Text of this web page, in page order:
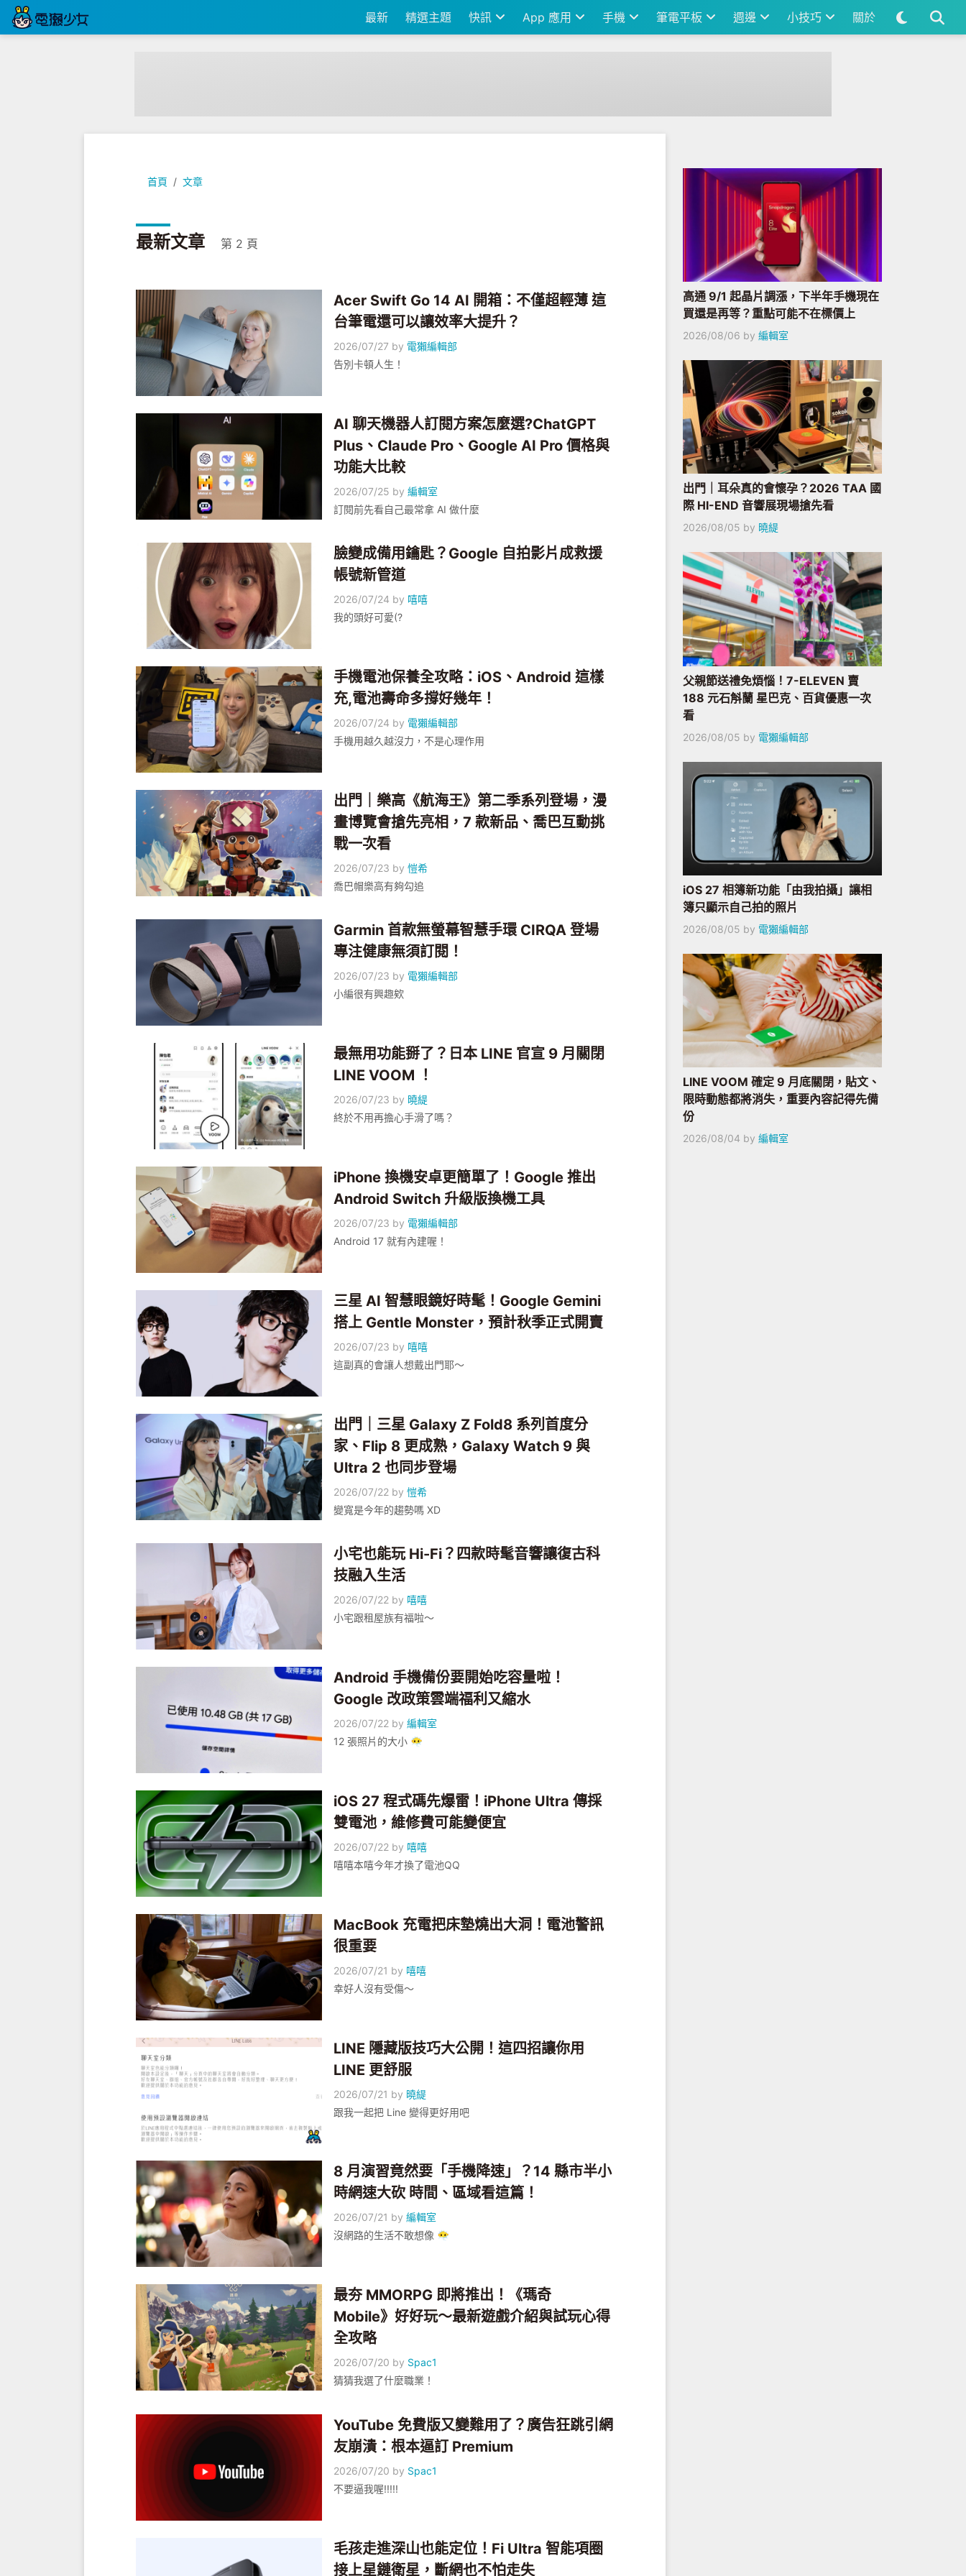
最新 精選主題 快訊 App 應用 手機 筆電平板 週邊 小技巧 關於
首頁 文章
最新文章 第 2 頁
Acer Swift Go 14 AI 開箱：不僅超輕薄 這
台筆電還可以讓效率大提升？
2026/07/27 by 電獺編輯部
告別卡頓人生！
AI 聊天機器人訂閱方案怎麼選?ChatGPT
Plus、Claude Pro、Google AI Pro 價格與
功能大比較
2026/07/25 by編輯室
訂閱前先看自己最常拿 AI 做什麼
臉變成備用鑰匙？Google 自拍影片成救援
帳號新管道
2026/07/24 by 嘻嘻
我的頭好可愛(?
手機電池保養全攻略：iOS、Android 這樣
充,電池壽命多撐好幾年！
2026/07/24 by 電獺編輯部
手機用越久越沒力，不是心理作用
出門｜樂高《航海王》第二季系列登場，漫
畫博覽會搶先亮相，7 款新品、喬巴互動挑
戰一次看
2026/07/23 by愷希
喬巴帽樂高有夠勾追
Garmin 首款無螢幕智慧手環 CIRQA 登場
專注健康無須訂閱！
2026/07/23 by 電獺編輯部
小編很有興趣欸
最無用功能掰了？日本 LINE 官宣 9 月關閉
LINE VOOM ！
2026/07/23 by 曉緹
終於不用再擔心手滑了嗎？
iPhone 換機安卓更簡單了！Google 推出
Android Switch 升級版換機工具
2026/07/23 by 電獺編輯部
Android 17 就有內建喔！
三星 AI 智慧眼鏡好時髦！Google Gemini
搭上 Gentle Monster，預計秋季正式開賣
2026/07/23 by 嘻嘻
這副真的會讓人想戴出門耶～
出門｜三星 Galaxy Z Fold8 系列首度分
家、Flip 8 更成熟，Galaxy Watch 9 與
Ultra 2 也同步登場
2026/07/22 by愷希
變寬是今年的趨勢嗎 XD
小宅也能玩 Hi-Fi？四款時髦音響讓復古科
技融入生活
2026/07/22 by 嘻嘻
小宅跟租屋族有福啦～
Android 手機備份要開始吃容量啦！
Google 改政策雲端福利又縮水
2026/07/22 by編輯室
12 張照片的大小 😶‍🌫️
iOS 27 程式碼先爆雷！iPhone Ultra 傳採
雙電池，維修費可能變便宜
2026/07/22 by 嘻嘻
嘻嘻本嘻今年才換了電池QQ
MacBook 充電把床墊燒出大洞！電池警訊
很重要
2026/07/21 by 嘻嘻
幸好人沒有受傷～
LINE 隱藏版技巧大公開！這四招讓你用
LINE 更舒服
2026/07/21 by 曉緹
跟我一起把 Line 變得更好用吧
8 月演習竟然要「手機降速」？14 縣市半小
時網速大砍 時間、區域看這篇！
2026/07/21 by編輯室
沒網路的生活不敢想像 😶‍🌫️
最夯 MMORPG 即將推出！《瑪奇
Mobile》好好玩～最新遊戲介紹與試玩心得
全攻略
2026/07/20 by Spac1
猜猜我選了什麼職業！
YouTube 免費版又變難用了？廣告狂跳引網
友崩潰：根本逼訂 Premium
2026/07/20 by Spac1
不要逼我喔!!!!!
毛孩走進深山也能定位！Fi Ultra 智能項圈
接上星鏈衛星，斷網也不怕走失
高通 9/1 起晶片調漲，下半年手機現在
買還是再等？重點可能不在標價上
2026/08/06 by 編輯室
出門｜耳朵真的會懷孕？2026 TAA 國
際 HI-END 音響展現場搶先看
2026/08/05 by 曉緹
父親節送禮免煩惱！7-ELEVEN 賣
188 元石斛蘭 星巴克、百貨優惠一次
看
2026/08/05 by 電獺編輯部
iOS 27 相簿新功能「由我拍攝」讓相
簿只顯示自己拍的照片
2026/08/05 by 電獺編輯部
LINE VOOM 確定 9 月底關閉，貼文、
限時動態都將消失，重要內容記得先備
份
2026/08/04 by 編輯室